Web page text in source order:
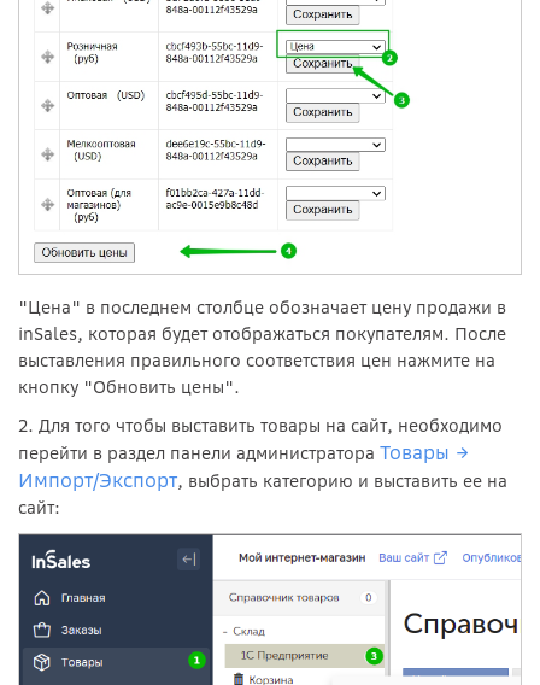
"Цена" в последнем столбце обозначает цену продажи в
inSales, которая будет отображаться покупателям. После
выставления правильного соответствия цен нажмите на
кнопку "Обновить цены".
2. Для того чтобы выставить товары на сайт, необходимо
перейти в раздел панели администратора Товары →
Импорт/Экспорт, выбрать категорию и выставить ее на
сайт: